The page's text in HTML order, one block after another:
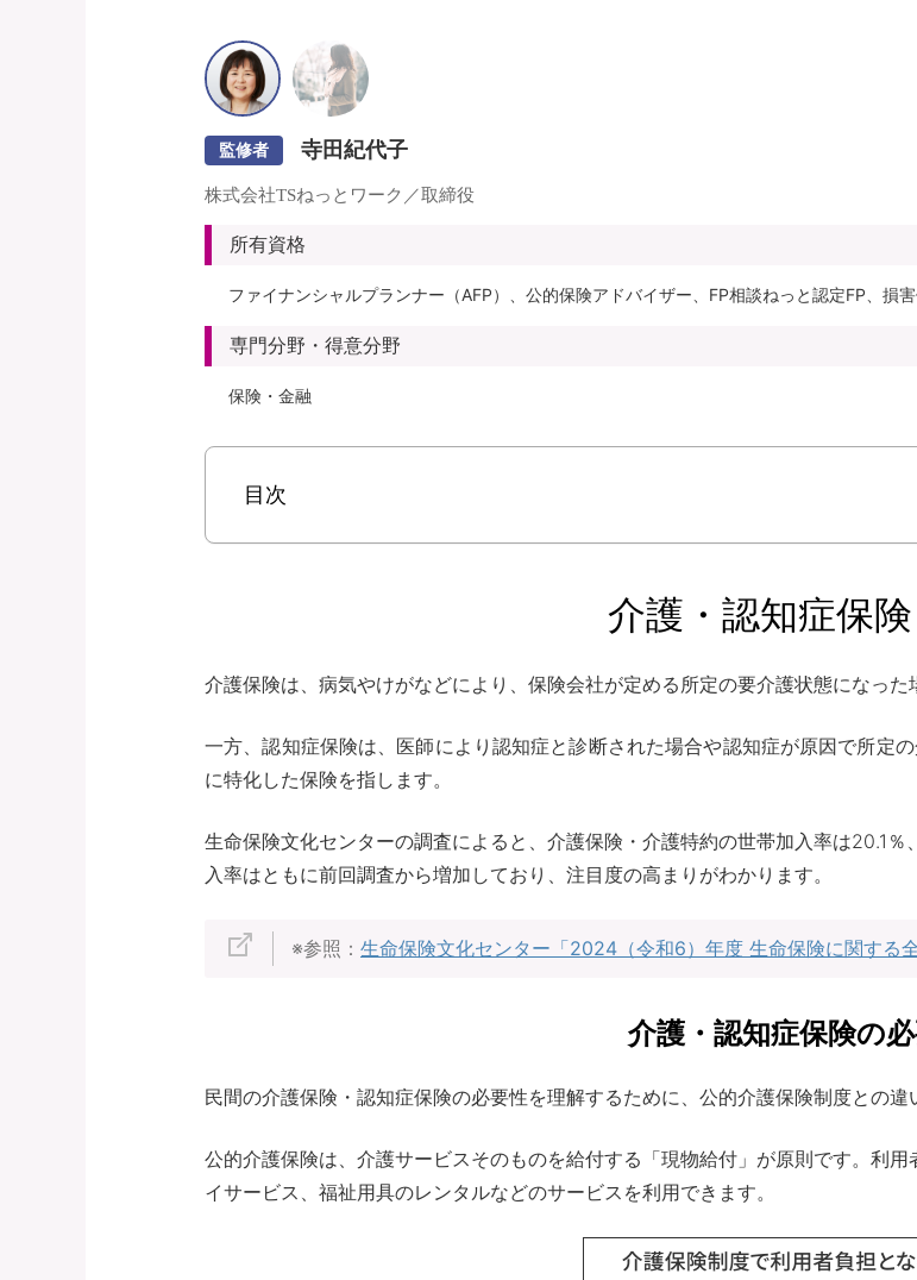
監修者 寺田紀代子
株式会社TSねっとワーク／取締役
所有資格
ファイナンシャルプランナー（AFP）、公的保険アドバイザー、FP相談ねっと認定FP、損
専門分野・得意分野
保険・金融
目次
介護・認知症保
介護保険は、病気やけがなどにより、保険会社が定める所定の要介護状態になった
一方、認知症保険は、医師により認知症と診断された場合や認知症が原因で所定
に特化した保険を指します。
生命保険文化センターの調査によると、介護保険・介護特約の世帯加入率は20.1
入率はともに前回調査から増加しており、注目度の高まりがわかります。
※参照： 生命保険文化センター「2024（令和6）年度 生命保険に関する全
介護・認知症保険の
民間の介護保険・認知症保険の必要性を理解するために、公的介護保険制度との違
公的介護保険は、介護サービスそのものを給付する「現物給付」が原則です。利
イサービス、福祉用具のレンタルなどのサービスを利用できます。